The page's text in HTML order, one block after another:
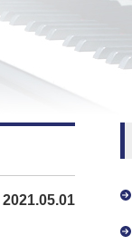
2021.05.01